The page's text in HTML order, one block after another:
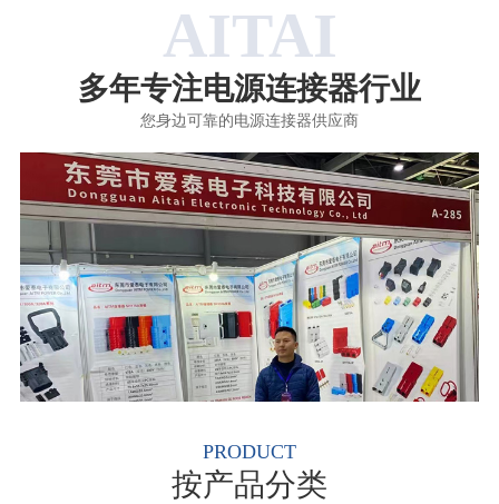
AITAI
多年专注电源连接器行业
您身边可靠的电源连接器供应商
PRODUCT
按产品分类